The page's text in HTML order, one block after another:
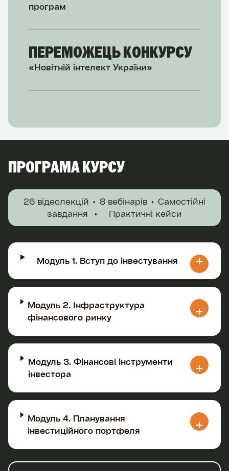
програм
ПЕРЕМОЖЕЦЬ КОНКУРСУ
«Новітній інтелект України»
ПРОГРАМА КУРСУ
26 відеолекцій 8 вебінарів
Самостійні
завдання⠀• ⠀ Практичні кейси
Модуль 1. Вступ до інвестування
Модуль 2. Інфраструктура
фінансового ринку
Модуль 3. Фінансові інструменти
інвестора
Модуль 4. Планування
інвестиційного портфеля